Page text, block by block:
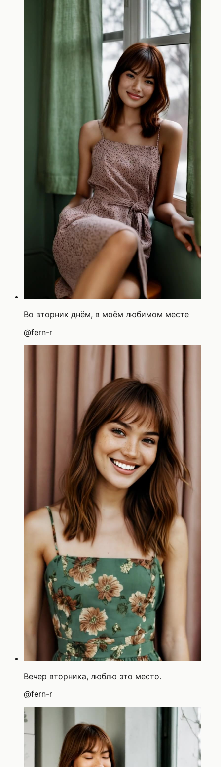
Во вторник днём, в моём любимом месте
@fern-r
Вечер вторника, люблю это место.
@fern-r